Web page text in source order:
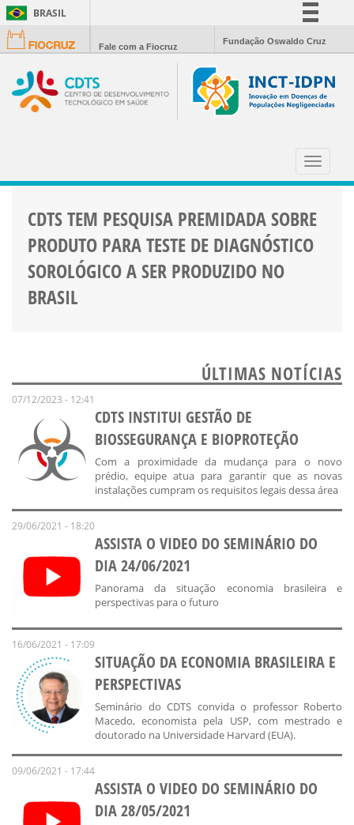
BRASIL
Simplifique!
Participe
Acesso à informação
Fale com a Fiocruz
Fundação Oswaldo Cruz
Toggle
CDTS TEM PESQUISA PREMIDADA SOBRE
PRODUTO PARA TESTE DE DIAGNÓSTICO
SOROLÓGICO A SER PRODUZIDO NO
BRASIL
ÚLTIMAS NOTÍCIAS
07/12/2023 - 12:41
CDTS INSTITUI GESTÃO DE
BIOSSEGURANÇA E BIOPROTEÇÃO
Com a proximidade da mudança para o novo
prédio, equipe atua para garantir que as novas
instalações cumpram os requisitos legais dessa área
29/06/2021 - 18:20
ASSISTA O VIDEO DO SEMINÁRIO DO
DIA 24/06/2021
Panorama da situação economia brasileira e
perspectivas para o futuro
16/06/2021 - 17:09
SITUAÇÃO DA ECONOMIA BRASILEIRA E
PERSPECTIVAS
Seminário do CDTS convida o professor Roberto
Macedo, economista pela USP, com mestrado e
doutorado na Universidade Harvard (EUA).
09/06/2021 - 17:44
ASSISTA O VIDEO DO SEMINÁRIO DO
DIA 28/05/2021